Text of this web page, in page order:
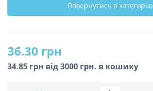
Повернутись в категорію
36.30 грн
34.85 грн вiд 3000 грн. в кошику